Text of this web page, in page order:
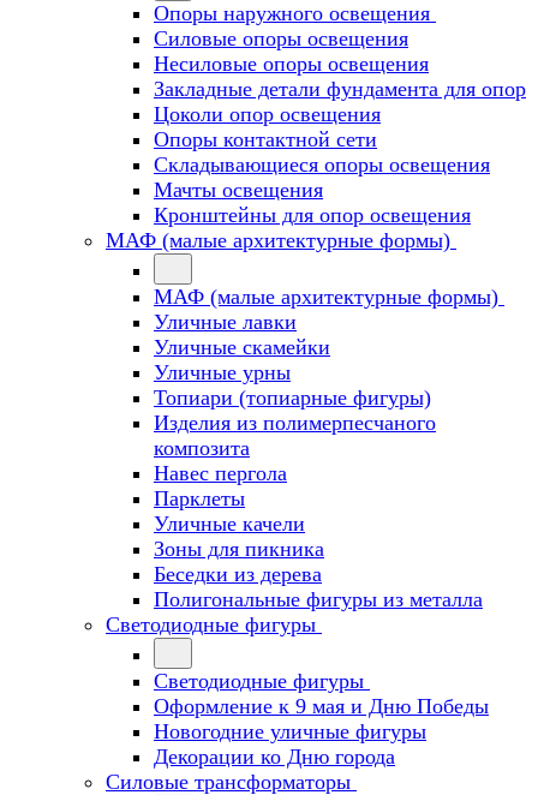
Опоры наружного освещения
Силовые опоры освещения
Несиловые опоры освещения
Закладные детали фундамента для опор
Цоколи опор освещения
Опоры контактной сети
Cкладывающиеся опоры освещения
Мачты освещения
Кронштейны для опор освещения
МАФ (малые архитектурные формы)
МАФ (малые архитектурные формы)
Уличные лавки
Уличные скамейки
Уличные урны
Топиари (топиарные фигуры)
Изделия из полимерпесчаного
композита
Навес пергола
Парклеты
Уличные качели
Зоны для пикника
Беседки из дерева
Полигональные фигуры из металла
Светодиодные фигуры
Светодиодные фигуры
Оформление к 9 мая и Дню Победы
Новогодние уличные фигуры
Декорации ко Дню города
Силовые трансформаторы